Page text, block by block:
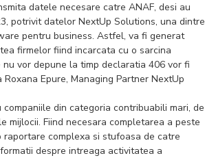
datele necesare catre ANAF, desi au
potrivit datelor NextUp Solutions, una dintre
pentru business. Astfel, va fi generat
firmelor fiind incarcata cu o sarcina
vor depune la timp declaratia 406 vor fi
Epure, Managing Partner NextUp
din categoria contribuabili mari, de
mijlocii. Fiind necesara completarea a peste
complexa si stufoasa de catre
despre intreaga activitatea a